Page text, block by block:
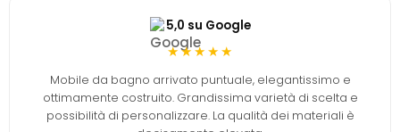
5,0 su Google
★★★★★
Mobile da bagno arrivato puntuale, elegantissimo e
ottimamente costruito. Grandissima varietà di scelta e
possibilità di personalizzare. La qualità dei materiali è